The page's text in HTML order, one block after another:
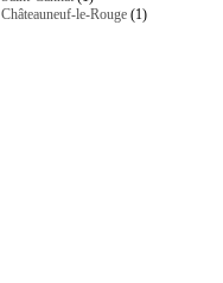
Châteauneuf-le-Rouge (1)